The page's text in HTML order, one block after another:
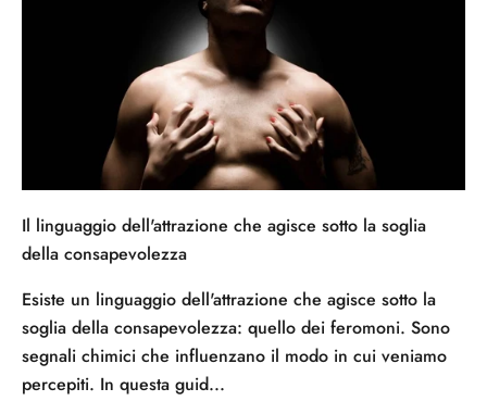
Il linguaggio dell'attrazione che agisce sotto la soglia
della consapevolezza
Esiste un linguaggio dell'attrazione che agisce sotto la
soglia della consapevolezza: quello dei feromoni. Sono
segnali chimici che influenzano il modo in cui veniamo
percepiti. In questa guid...